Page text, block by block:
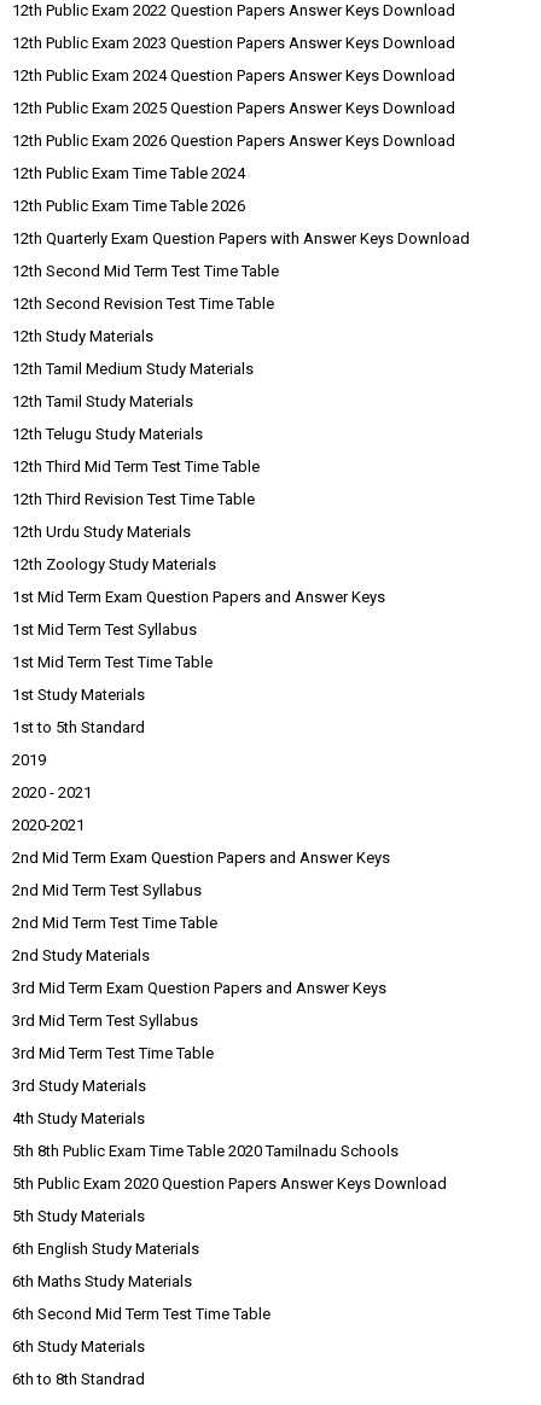
12th Public Exam 2022 Question Papers Answer Keys Download
12th Public Exam 2023 Question Papers Answer Keys Download
12th Public Exam 2024 Question Papers Answer Keys Download
12th Public Exam 2025 Question Papers Answer Keys Download
12th Public Exam 2026 Question Papers Answer Keys Download
12th Public Exam Time Table 2024
12th Public Exam Time Table 2026
12th Quarterly Exam Question Papers with Answer Keys Download
12th Second Mid Term Test Time Table
12th Second Revision Test Time Table
12th Study Materials
12th Tamil Medium Study Materials
12th Tamil Study Materials
12th Telugu Study Materials
12th Third Mid Term Test Time Table
12th Third Revision Test Time Table
12th Urdu Study Materials
12th Zoology Study Materials
1st Mid Term Exam Question Papers and Answer Keys
1st Mid Term Test Syllabus
1st Mid Term Test Time Table
1st Study Materials
1st to 5th Standard
2019
2020 - 2021
2020-2021
2nd Mid Term Exam Question Papers and Answer Keys
2nd Mid Term Test Syllabus
2nd Mid Term Test Time Table
2nd Study Materials
3rd Mid Term Exam Question Papers and Answer Keys
3rd Mid Term Test Syllabus
3rd Mid Term Test Time Table
3rd Study Materials
4th Study Materials
5th 8th Public Exam Time Table 2020 Tamilnadu Schools
5th Public Exam 2020 Question Papers Answer Keys Download
5th Study Materials
6th English Study Materials
6th Maths Study Materials
6th Second Mid Term Test Time Table
6th Study Materials
6th to 8th Standrad